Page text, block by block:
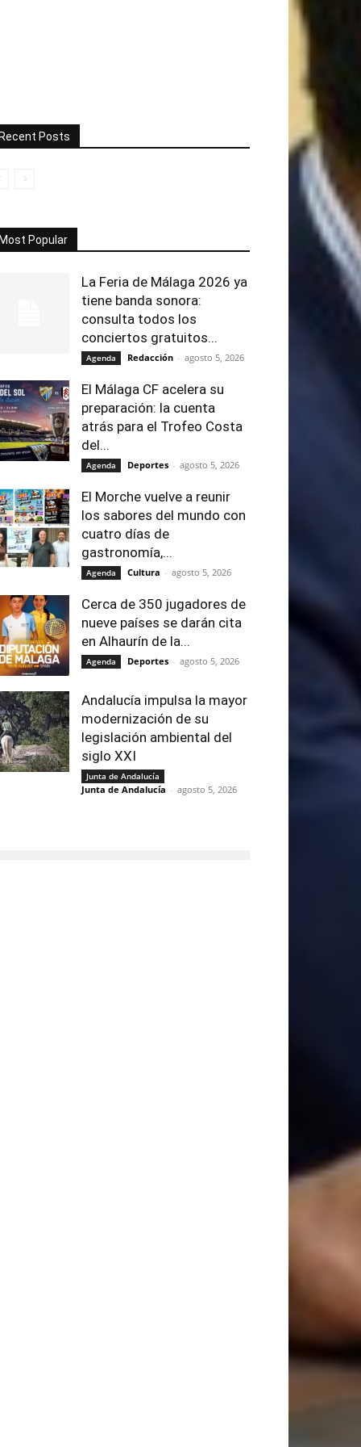
Posts
Popular
La Feria de Málaga 2026 ya
tiene banda sonora:
consulta todos los
conciertos gratuitos...
Agenda Redacción - agosto 5, 2026
El Málaga CF acelera su
preparación: la cuenta
atrás para el Trofeo Costa
del...
Agenda Deportes - agosto 5, 2026
El Morche vuelve a reunir
los sabores del mundo con
cuatro días de
gastronomía,...
Agenda Cultura - agosto 5, 2026
Cerca de 350 jugadores de
nueve países se darán cita
en Alhaurín de la...
Agenda Deportes - agosto 5, 2026
Andalucía impulsa la mayor
modernización de su
legislación ambiental del
siglo XXI
Junta de Andalucía
Junta de Andalucía - agosto 5, 2026